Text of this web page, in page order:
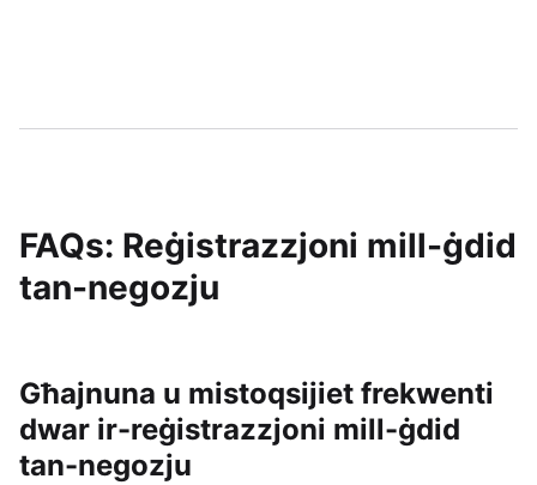
FAQs: Reġistrazzjoni mill-ġdid
tan-negozju
Għajnuna u mistoqsijiet frekwenti
dwar ir-reġistrazzjoni mill-ġdid
tan-negozju